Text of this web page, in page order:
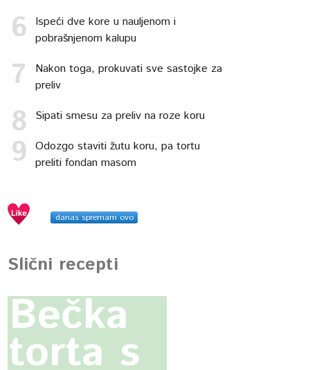
Ispeći dve kore u nauljenom i
pobrašnjenom kalupu
Nakon toga, prokuvati sve sastojke za
preliv
Sipati smesu za preliv na roze koru
Odozgo staviti žutu koru, pa tortu
preliti fondan masom
danas spremam ovo
Slični recepti
Bečka
torta s